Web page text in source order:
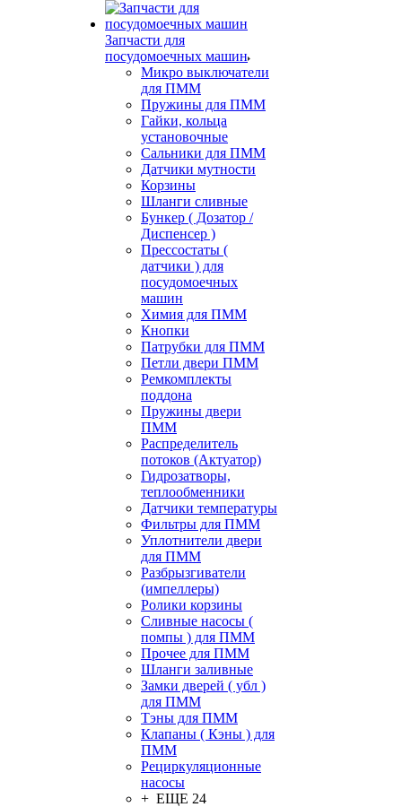
Запчасти для
посудомоечных машин
Микро выключатели
для ПММ
Пружины для ПММ
Гайки, кольца
установочные
Сальники для ПММ
Датчики мутности
Корзины
Шланги сливные
Бункер ( Дозатор /
Диспенсер )
Прессостаты (
датчики ) для
посудомоечных
машин
Химия для ПММ
Кнопки
Патрубки для ПММ
Петли двери ПММ
Ремкомплекты
поддона
Пружины двери
ПММ
Распределитель
потоков (Актуатор)
Гидрозатворы,
теплообменники
Датчики температуры
Фильтры для ПММ
Уплотнители двери
для ПММ
Разбрызгиватели
(импеллеры)
Ролики корзины
Сливные насосы (
помпы ) для ПММ
Прочее для ПММ
Шланги заливные
Замки дверей ( убл )
для ПММ
Тэны для ПММ
Клапаны ( Кэны ) для
ПММ
Рециркуляционные
насосы
+ ЕЩЕ 24